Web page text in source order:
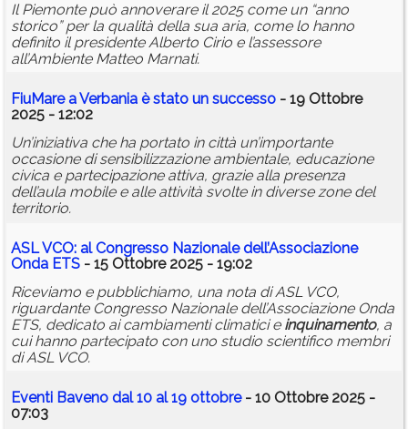
Il Piemonte può annoverare il 2025 come un “anno
storico” per la qualità della sua aria, come lo hanno
definito il presidente Alberto Cirio e l’assessore
all’Ambiente Matteo Marnati.
FiuMare a Verbania è stato un successo - 19 Ottobre
2025 - 12:02
Un’iniziativa che ha portato in città un’importante
occasione di sensibilizzazione ambientale, educazione
civica e partecipazione attiva, grazie alla presenza
dell’aula mobile e alle attività svolte in diverse zone del
territorio.
ASL VCO: al Congresso Nazionale dell’Associazione
Onda ETS - 15 Ottobre 2025 - 19:02
Riceviamo e pubblichiamo, una nota di ASL VCO,
riguardante Congresso Nazionale dell’Associazione Onda
ETS, dedicato ai cambiamenti climatici e inquinamento, a
cui hanno partecipato con uno studio scientifico membri
di ASL VCO.
Eventi Baveno dal 10 al 19 ottobre- 10 Ottobre 2025 -
07:03